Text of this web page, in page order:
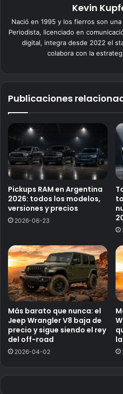
Kevin
Nació en 1995 y los fierros son
Periodista, licenciado en
digital, integra desde 2022 el
colabora con la
Publicaciones
Pickups RAM en Argentina
2026: todos los modelos,
versiones y precios
2026-06-23
Más barato que nunca: el
Jeep Wrangler V8 baja de
precio y sigue siendo el rey
del off-road
2026-04-02